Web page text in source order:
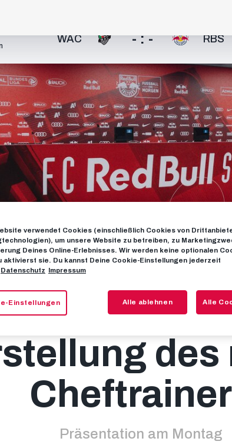
WAC - : - RBS
des
Präsentation am Montag
verwendet Cookies (einschließlich Cookies von
um unsere Website zu betreiben, zu
Deines Online-Erlebnisses. Wir werden keine optionalen
aktivierst sie. Du kannst Deine Cookie-Einstellungen jederzeit
Datenschutz Impressum
Einstellungen Alle ablehnen Alle